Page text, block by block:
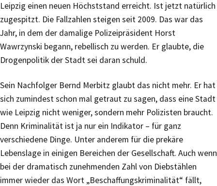
Leipzig einen neuen Höchststand erreicht. Ist jetzt natürlich
zugespitzt. Die Fallzahlen steigen seit 2009. Das war das
Jahr, in dem der damalige Polizeipräsident Horst
Wawrzynski begann, rebellisch zu werden. Er glaubte, die
Drogenpolitik der Stadt sei daran schuld.
Sein Nachfolger Bernd Merbitz glaubt das nicht mehr. Er hat
sich zumindest schon mal getraut zu sagen, dass eine Stadt
wie Leipzig nicht weniger, sondern mehr Polizisten braucht.
Denn Kriminalität ist ja nur ein Indikator – für ganz
verschiedene Dinge. Unter anderem für die prekäre
Lebenslage in einigen Bereichen der Gesellschaft. Auch wenn
bei der dramatisch zunehmenden Zahl von Diebstählen
immer wieder das Wort „Beschaffungskriminalität“ fällt,